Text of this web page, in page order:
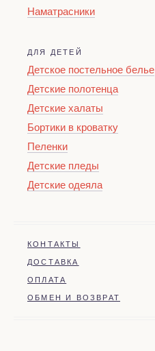
Наматрасники
ДЛЯ ДЕТЕЙ
Детское постельное белье
Детские полотенца
Детские халаты
Бортики в кроватку
Пеленки
Детские пледы
Детские одеяла
КОНТАКТЫ
ДОСТАВКА
ОПЛАТА
ОБМЕН И ВОЗВРАТ